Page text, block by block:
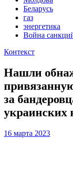
Беларусь
газ
энергетика
Война
Контекст
Нашли
за
украинских
16 марта 2023